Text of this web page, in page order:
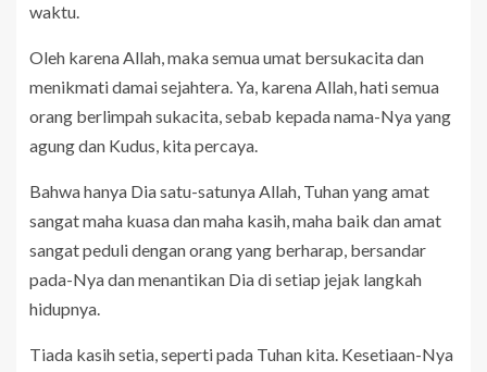
waktu.
Oleh karena Allah, maka semua umat bersukacita dan
menikmati damai sejahtera. Ya, karena Allah, hati semua
orang berlimpah sukacita, sebab kepada nama-Nya yang
agung dan Kudus, kita percaya.
Bahwa hanya Dia satu-satunya Allah, Tuhan yang amat
sangat maha kuasa dan maha kasih, maha baik dan amat
sangat peduli dengan orang yang berharap, bersandar
pada-Nya dan menantikan Dia di setiap jejak langkah
hidupnya.
Tiada kasih setia, seperti pada Tuhan kita. Kesetiaan-Nya